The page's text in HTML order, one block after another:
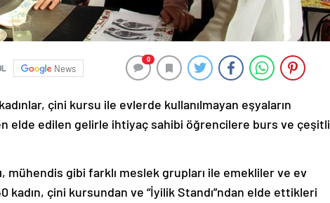
News
0
çini kursu ile evlerde kullanılmayan eşyaların
elde edilen gelirle ihtiyaç sahibi öğrencilere burs ve çeşitli
mühendis gibi farklı meslek grupları ile emekliler ve ev
kadın, çini kursundan ve “İyilik Standı”ndan elde ettikleri